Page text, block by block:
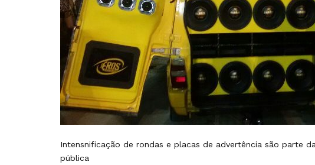
Intensnificação de rondas e placas de advertência são parte
pública